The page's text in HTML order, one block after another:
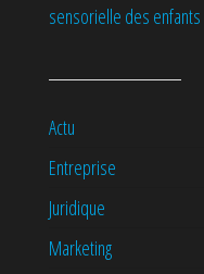
sensorielle des enfants
Actu
Entreprise
Juridique
Marketing